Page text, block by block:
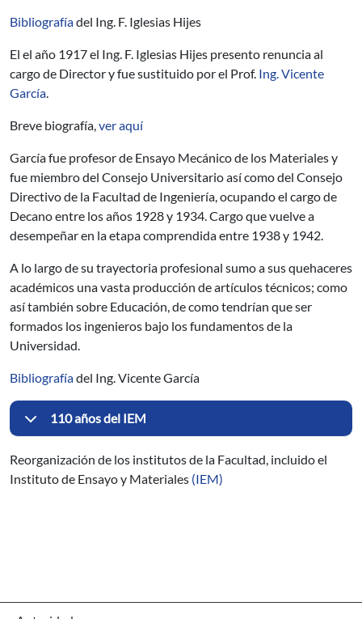
Bibliografíadel Ing. F. Iglesias Hijes
El el año 1917 el Ing. F. Iglesias Hijes presento renuncia al
cargo de Director y fue sustituido por el Prof. Ing. Vicente
García.
Breve biografía,ver aquí
García fue profesor de Ensayo Mecánico de los Materiales y
fue miembro del Consejo Universitario así como del Consejo
Directivo de la Facultad de Ingeniería, ocupando el cargo de
Decano entre los años 1928 y 1934. Cargo que vuelve a
desempeñar en la etapa comprendida entre 1938 y 1942.
A lo largo de su trayectoria profesional sumo a sus quehaceres
académicos una vasta producción de artículos técnicos; como
así también sobre Educación, de como tendrían que ser
formados los ingenieros bajo los fundamentos de la
Universidad.
Bibliografíadel Ing. Vicente García
110 años del IEM
Reorganización de los institutos de la Facultad, incluido el
Instituto de Ensayo y Materiales (IEM)